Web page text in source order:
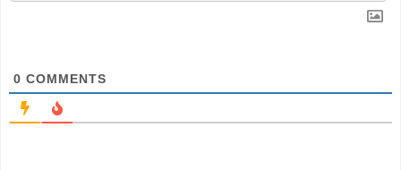
0 COMMENTS